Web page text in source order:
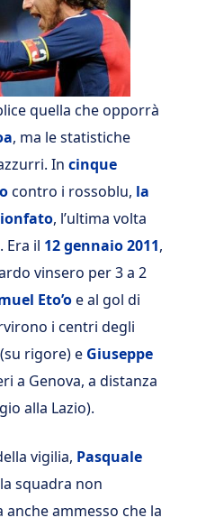
quella che opporrà
, ma le statistiche
In cinque
contro i rossoblu, la
, l’ultima volta
Era il 12 gennaio 2011,
vinsero per 3 a 2
Eto’oe al gol di
i centri degli
(su rigore) e Giuseppe
a Genova, a distanza
alla Lazio).
vigilia, Pasquale
squadra non
ammesso che la